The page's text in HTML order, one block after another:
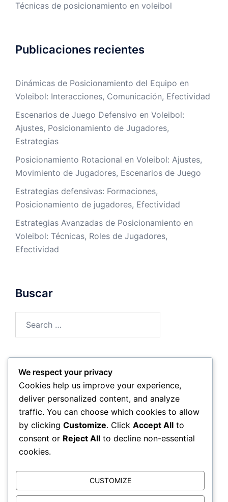
Técnicas de posicionamiento en voleibol
Publicaciones recientes
Dinámicas de Posicionamiento del Equipo en
Voleibol: Interacciones, Comunicación, Efectividad
Escenarios de Juego Defensivo en Voleibol:
Ajustes, Posicionamiento de Jugadores,
Estrategias
Posicionamiento Rotacional en Voleibol: Ajustes,
Movimiento de Jugadores, Escenarios de Juego
Estrategias defensivas: Formaciones,
Posicionamiento de jugadores, Efectividad
Estrategias Avanzadas de Posicionamiento en
Voleibol: Técnicas, Roles de Jugadores,
Efectividad
Buscar
Archivo
February 2026
January 2026
We respect your privacy
Cookies help us improve your experience,
deliver personalized content, and analyze
traffic. You can choose which cookies to allow
by clicking Customize. Click Accept All to
consent or Reject All to decline non-essential
cookies.
CUSTOMIZE